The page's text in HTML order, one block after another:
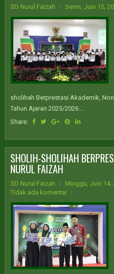
SD Nurul Faizah Senin, Juni 15,
sholihah Berprestasi Akademik,
Tahun Ajaran 2025/2026....
Share:
SHOLIH-SHOLIHAH
NURUL FAIZAH
SD Nurul Faizah
Minggu, Juni 14,
Tidak ada komentar